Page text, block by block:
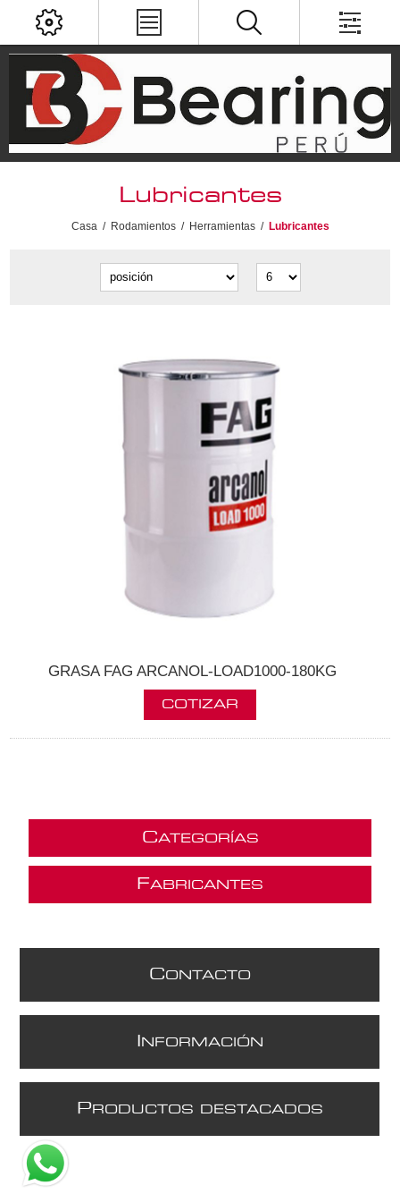
Lubricantes
Casa / Rodamientos / Herramientas / Lubricantes
GRASA FAG ARCANOL-LOAD1000-180KG
CATEGORÍAS
FABRICANTES
CONTACTO
NFORMACIÓN
PRODUCTOS DESTACADOS